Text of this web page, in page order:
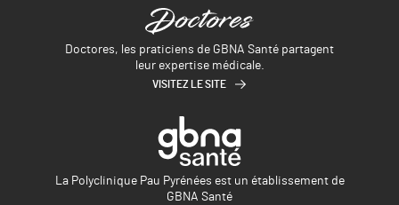
Doctores, les praticiens de GBNA Santé partagent
leur expertise médicale.
VISITEZ LE SITE
La Polyclinique Pau Pyrénées est un établissement de
GBNA Santé